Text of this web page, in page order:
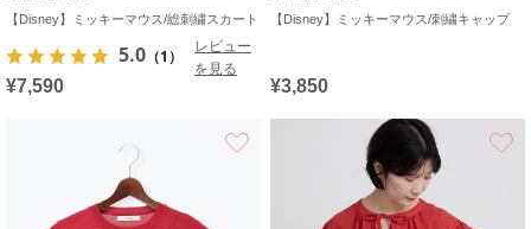
【Disney】ミッキーマウス/総刺繍スカート
5.0 （1）
レビュー
を見る
¥7,590
【Disney】ミッキーマウス/刺繍キャップ
¥3,850